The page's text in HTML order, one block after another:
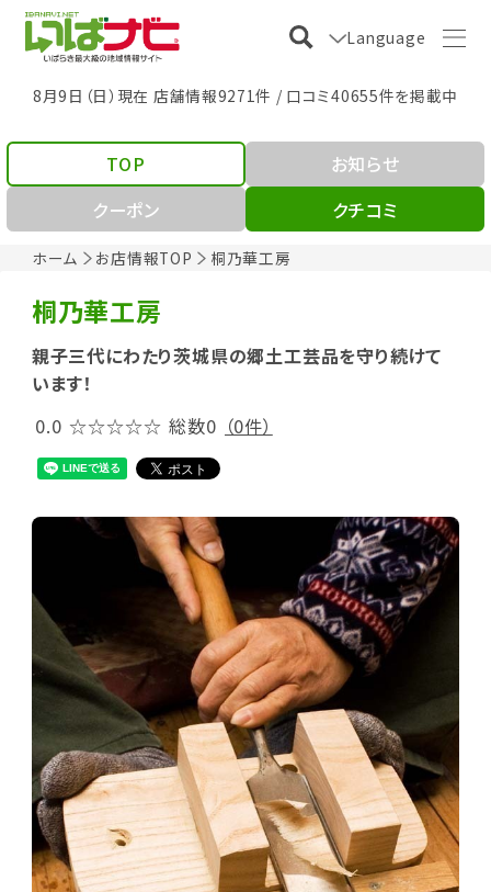
Language
8月9日（日）現在 店舗情報9271件 / 口コミ40655件を掲載中
ホーム お店情報TOP 桐乃華工房
TOP
お知らせ
クーポン
クチコミ
桐乃華工房
親子三代にわたり茨城県の郷土工芸品を守り続けて
います！
0.0 ☆☆☆☆☆ 総数0 （0件）